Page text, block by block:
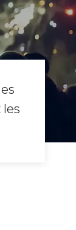
les